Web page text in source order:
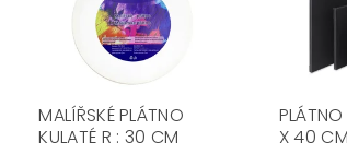
MALÍŘSKÉ PLÁTNO
KULATÉ R : 30 CM
X 40